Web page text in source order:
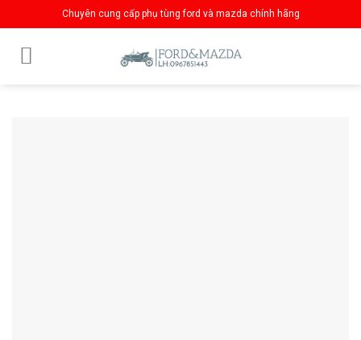
to
content
Chuyên cung cấp phụ tùng ford và mazda chính hãng